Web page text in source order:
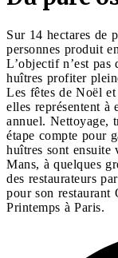
Sur 14 hectares de
personnes produit
L’objectif n’est
huîtres profiter
Les fêtes de Noël
elles représentent à
annuel. Nettoyage,
étape compte pour
huîtres sont ensuite
Mans, à quelques
des restaurateurs
pour son restaurant
Printemps à Paris.